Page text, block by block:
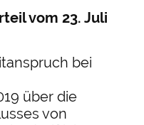
vom 23. Juli
bei
über die
von